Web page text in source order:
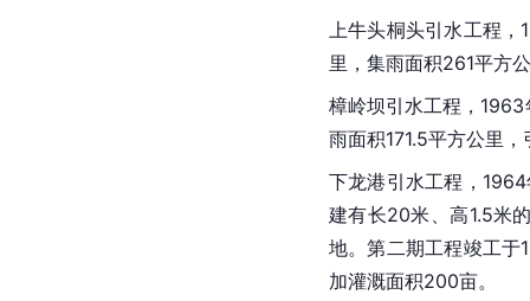
上牛头桐头引水工程
里，集雨面积261平方
樟岭坝引水工程，
雨面积171.5平方公里
下龙港引水工程，
建有长20米、高1.5米
地。第二期工程竣工于
加灌溉面积200亩。